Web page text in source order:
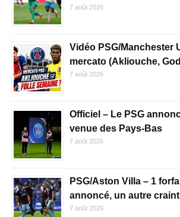
7 août 2026
Vidéo PSG/Manchester
mercato (Akliouche,
7 août 2026
Officiel – Le PSG
venue des Pays-Bas
7 août 2026
PSG/Aston Villa – 1
annoncé, un autre craint
7 août 2026